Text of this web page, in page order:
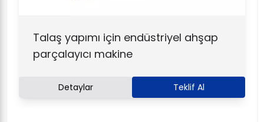
Talaş yapımı için endüstriyel ahşap
parçalayıcı makine
Detaylar Teklif Al